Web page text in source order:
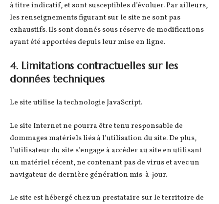
à titre indicatif, et sont susceptibles d’évoluer. Par ailleurs,
les renseignements figurant sur le site ne sont pas
exhaustifs. Ils sont donnés sous réserve de modifications
ayant été apportées depuis leur mise en ligne.
4. Limitations contractuelles sur les
données techniques
Le site utilise la technologie JavaScript.
Le site Internet ne pourra être tenu responsable de
dommages matériels liés à l’utilisation du site. De plus,
l’utilisateur du site s’engage à accéder au site en utilisant
un matériel récent, ne contenant pas de virus et avec un
navigateur de dernière génération mis-à-jour.
Le site est hébergé chez un prestataire sur le territoire de